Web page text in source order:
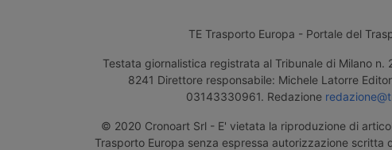
TE Trasporto Europa - Portale del
Testata giornalistica registrata al Tribunale di Milano
8241 Direttore responsabile: Michele Latorre
03143330961. Redazione
© 2020 Cronoart Srl - E' vietata la riproduzione di
Trasporto Europa senza espressa autorizzazione scritta